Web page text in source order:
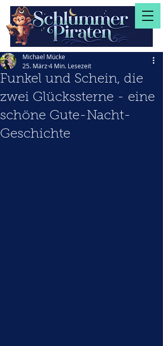
Funkel und Schein, die
zwei Glückssterne - eine
schöne Gute-Nacht-
Geschichte
Michael Mücke
25. März 4 Min. Lesezeit